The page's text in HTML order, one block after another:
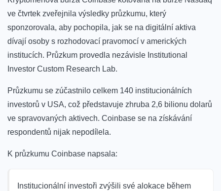
ve čtvrtek zveřejnila výsledky průzkumu, který
sponzorovala, aby pochopila, jak se na digitální aktiva
dívají osoby s rozhodovací pravomocí v amerických
institucích. Průzkum provedla nezávisle Institutional
Investor Custom Research Lab.
Průzkumu se zúčastnilo celkem 140 institucionálních
investorů v USA, což představuje zhruba 2,6 bilionu dolarů
ve spravovaných aktivech. Coinbase se na získávání
respondentů nijak nepodílela.
K průzkumu Coinbase napsala:
Institucionální investoři zvýšili své alokace během